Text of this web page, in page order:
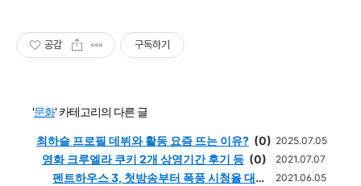
공감 구독하기
'문화' 카테고리의 다른 글
최하슬 프로필 데뷔와 활동 요즘 뜨는 이유? (0) 2025.07.05
영화 크루엘라 쿠키 2개 상영기간 후기 등 (0) 2021.07.07
펜트하우스 3, 첫방송부터 폭풍 시청율 대
2021.06.05